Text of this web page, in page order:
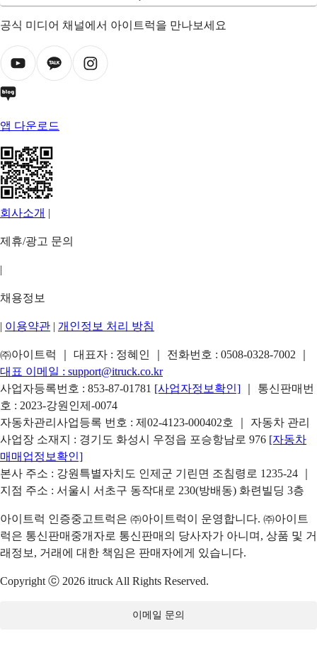
공식 미디어 채널에서 아이트럭을 만나보세요
앱 다운로드
회사소개 |
제휴/광고 문의
|
채용정보
| 이용약관 | 개인정보 처리 방침
㈜아이트럭 ｜ 대표자 : 정혜인 ｜ 전화번호 : 0508-0328-7002
대표 이메일 : support@itruck.co.kr
사업자등록번호 : 853-87-01781 [사업자정보확인]
｜ 통신판매번
호 : 2023-강원인제-0074
자동차관리사업등록 번호 : 제02-4123-000402호 ｜ 자동차 관리
사업장 소재지 : 경기도 화성시 우정읍 포승항남로 976 [자동차
매매업정보확인]
본사 주소 : 강원특별자치도 인제군 기린면 조침령로 1235-24 ｜
지점 주소 : 서울시 서초구 동작대로 230(방배동) 화련빌딩 3층
아이트럭 인증중고트럭은 ㈜아이트럭이 운영합니다. ㈜아이트
럭은 통신판매중개자로 통신판매의 당사자가 아니며, 상품 및 거
래정보, 거래에 대한 책임은 판매자에게 있습니다.
Copyright ⓒ 2026 itruck All Rights Reserved.
이메일 문의